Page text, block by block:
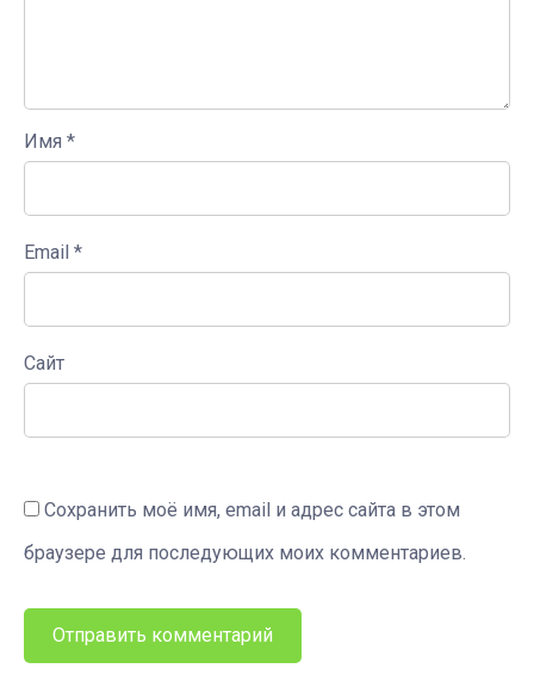
Имя *
Email *
Сайт
Сохранить моё имя, email и адрес сайта в этом
браузере для последующих моих комментариев.